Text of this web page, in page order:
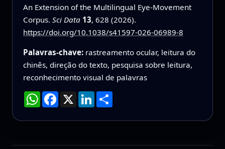
An Extension of the Multilingual Eye-Movement
Corpus. Sci Data 13, 628 (2026).
https://doi.org/10.1038/s41597-026-06989-8
Palavras-chave: rastreamento ocular, leitura do
chinês, direção do texto, pesquisa sobre leitura,
reconhecimento visual de palavras
WhatsApp
Facebook
X LinkedInCompartilhar